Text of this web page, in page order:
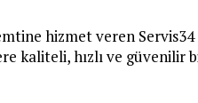
hizmet veren
kaliteli, hızlı ve güvenilir